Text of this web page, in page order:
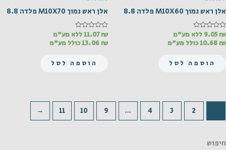
אלן ראש נמוך M10X60 פלדה 8.8
דורג
מתוך
9.05₪
ללא מע"מ
10.68 ₪ כולל מע"מ
הוספה לסל
אלן ראש נמוך M10X70 פלדה 8.8
דורג
מתוך
11.07₪
ללא מע"מ
13.06 ₪ כולל מע"מ
הוספה לסל
2
3
4
…
9
10
11
←
חיפוש